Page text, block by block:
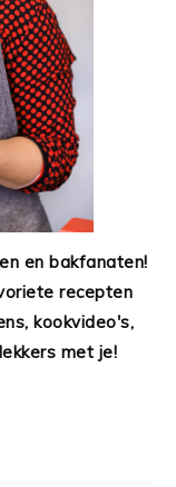
en bakfanaten!
recepten
kookvideo's,
met je!